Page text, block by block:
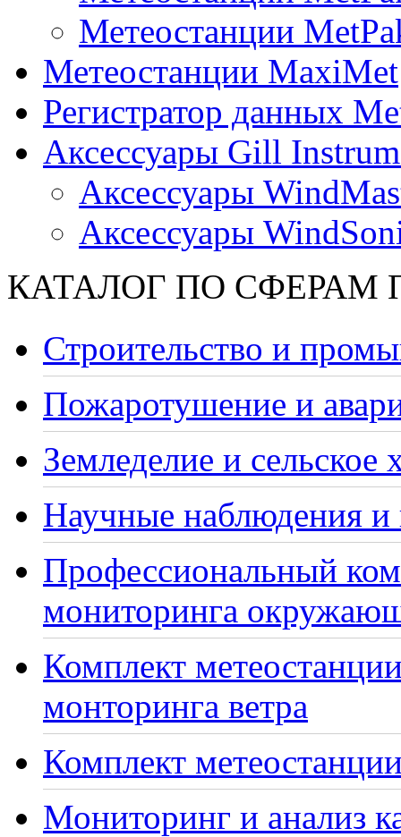
Метеостанции
Метеостанции MaxiMet
Регистратор данных
Аксессуары Gill
Аксессуары
Аксессуары
КАТАЛОГ ПО СФЕРАМ
Строительство и
Пожаротушение и
Земледелие и сельское
Научные наблюдения и
Профессиональный
мониторинга
Комплект
монторинга ветра
Комплект
Мониторинг и анализ